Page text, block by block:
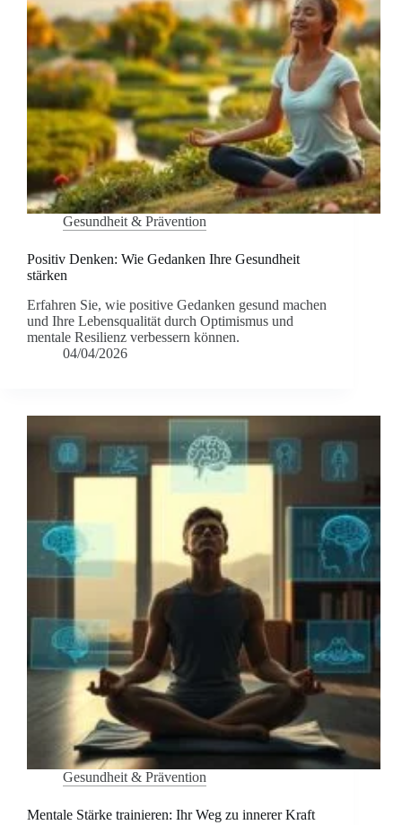
Gesundheit & Prävention
Positiv Denken: Wie Gedanken Ihre Gesundheit
stärken
Erfahren Sie, wie positive Gedanken gesund machen
und Ihre Lebensqualität durch Optimismus und
mentale Resilienz verbessern können.
04/04/2026
Gesundheit & Prävention
Mentale Stärke trainieren: Ihr Weg zu innerer Kraft